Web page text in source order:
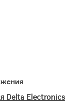
Delta Electronics